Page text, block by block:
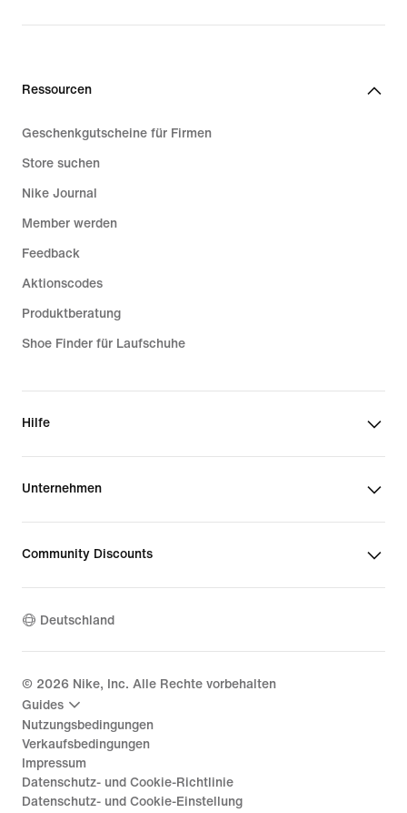
Ressourcen
Geschenkgutscheine für Firmen
Store suchen
Nike Journal
Member werden
Feedback
Aktionscodes
Produktberatung
Shoe Finder für Laufschuhe
Hilfe
Unternehmen
Community Discounts
Deutschland
© 2026 Nike, Inc. Alle Rechte vorbehalten
Guides
Nutzungsbedingungen
Verkaufsbedingungen
Impressum
Datenschutz- und Cookie-Richtlinie
Datenschutz- und Cookie-Einstellung